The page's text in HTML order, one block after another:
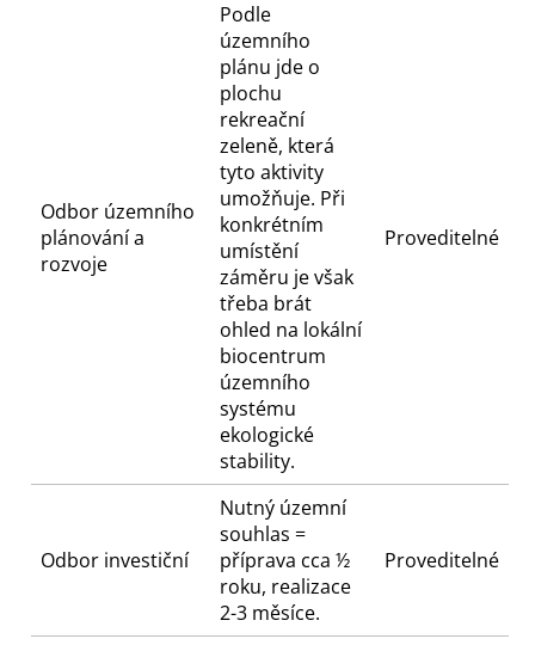
Odbor územního
plánování a
rozvoje
Podle
územního
plánu jde o
plochu
rekreační
zeleně, která
tyto aktivity
umožňuje. Při
konkrétním
umístění
záměru je však
třeba brát
ohled na lokální
biocentrum
územního
systému
ekologické
stability.
Proveditelné
Odbor investiční
Nutný územní
souhlas =
příprava cca ½
roku, realizace
2-3 měsíce.
Proveditelné